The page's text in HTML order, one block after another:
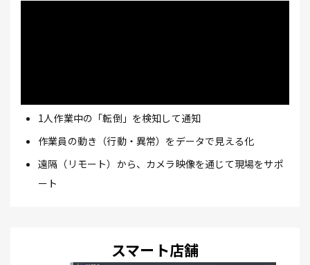
1人作業中の「転倒」を検知して通知
作業員の動き（行動・異常）をデータで見える化
遠隔（リモート）から、カメラ映像を通じて現場をサポ
ート
スマート店舗